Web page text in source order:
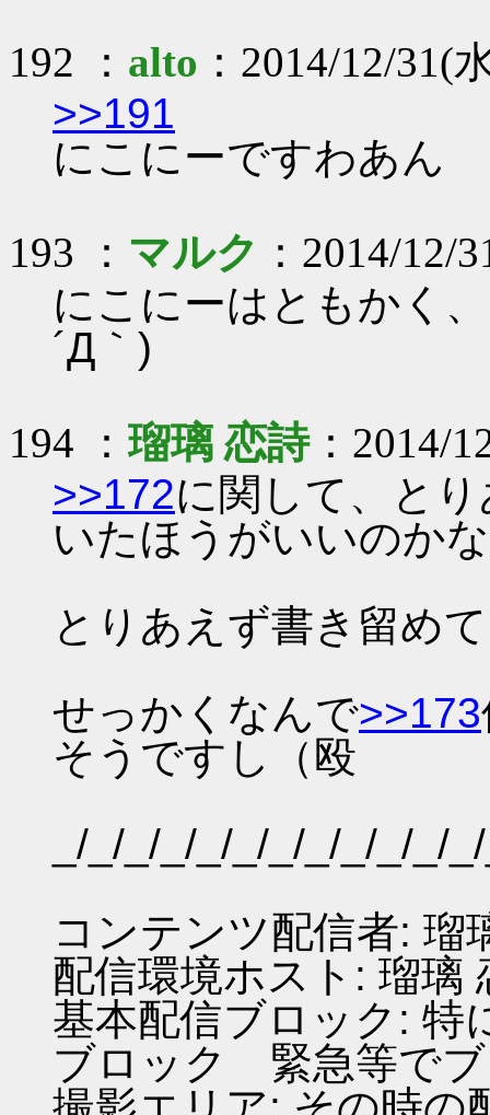
192 ： alto ：2014/12/31(
>>191
にこにーですわあん
193 ： マルク ：2014/12/
にこにーはともかく
´Д｀)
194 ：瑠璃 恋詩：2014/
>>172に関して、と
いたほうがいいのか
とりあえず書き留め
せっかくなんで>>173
そうですし（殴
_/_/_/_/_/_/_/_/_/_/_/
コンテンツ配信者: 瑠
配信環境ホスト: 瑠璃
基本配信ブロック: 特
ブロック 緊急等でブ